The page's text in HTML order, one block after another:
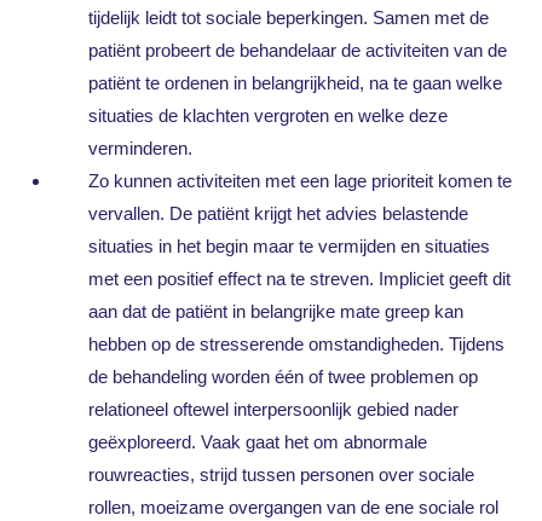
tijdelijk leidt tot sociale beperkingen. Samen met de
patiënt probeert de behandelaar de activiteiten van de
patiënt te ordenen in belangrijkheid, na te gaan welke
situaties de klachten vergroten en welke deze
verminderen.
Zo kunnen activiteiten met een lage prioriteit komen te
vervallen. De patiënt krijgt het advies belastende
situaties in het begin maar te vermijden en situaties
met een positief effect na te streven. Impliciet geeft dit
aan dat de patiënt in belangrijke mate greep kan
hebben op de stresserende omstandigheden. Tijdens
de behandeling worden één of twee problemen op
relationeel oftewel interpersoonlijk gebied nader
geëxploreerd. Vaak gaat het om abnormale
rouwreacties, strijd tussen personen over sociale
rollen, moeizame overgangen van de ene sociale rol